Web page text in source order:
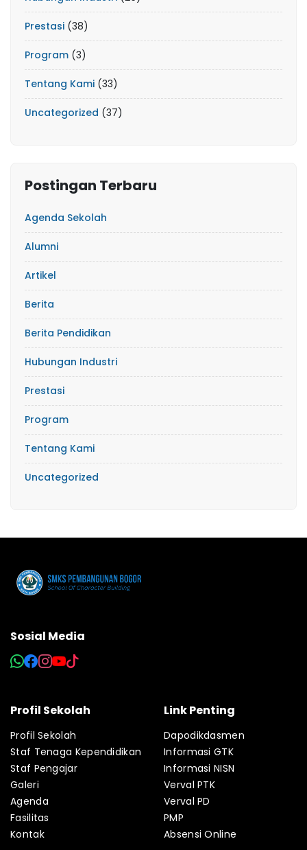
Prestasi (38)
Program (3)
Tentang Kami (33)
Uncategorized (37)
Postingan Terbaru
Agenda Sekolah
Alumni
Artikel
Berita
Berita Pendidikan
Hubungan Industri
Prestasi
Program
Tentang Kami
Uncategorized
Sosial Media
Profil Sekolah
Profil Sekolah
Staf Tenaga Kependidikan
Staf Pengajar
Galeri
Agenda
Fasilitas
Kontak
Link Penting
Dapodikdasmen
Informasi GTK
Informasi NISN
Verval PTK
Verval PD
PMP
Absensi Online